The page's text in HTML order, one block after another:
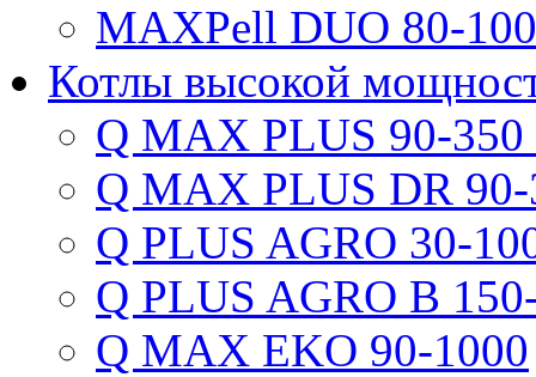
MAXPell DUO 80-
Котлы высокой
Q MAX PLUS 90-350
Q MAX PLUS DR
Q PLUS AGRO 30-
Q PLUS AGRO B
Q MAX EKO 90-1000